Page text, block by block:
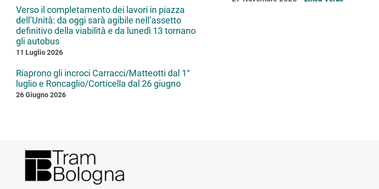
Verso il completamento dei lavori in piazza
dell’Unità: da oggi sarà agibile nell’assetto
definitivo della viabilità e da lunedì 13 tornano
gli autobus
11 Luglio 2026
Riaprono gli incroci Carracci/Matteotti dal 1°
luglio e Roncaglio/Corticella dal 26 giugno
26 Giugno 2026